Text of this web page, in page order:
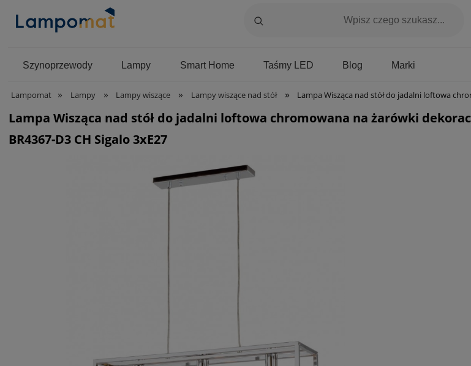
Szynoprzewody Lampy Smart Home Blog
Taśmy LED Marki
Lampomat » Lampy » Lampy wiszące » Lampy wiszące nad stół » Lampa Wisząca nad stół do jadalni loftowa chromowana na żarówki dekoracyjne retro
Lampa Wisząca nad stół do jadalni loftowa chromowana na żarówki
BR4367-D3 CH Sigalo 3xE27